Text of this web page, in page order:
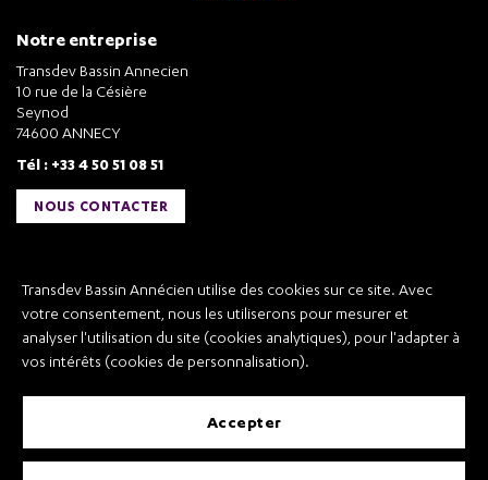
Transdev Bassin Annécien utilise des cookies sur ce site. Avec
votre consentement, nous les utiliserons pour mesurer et
analyser l'utilisation du site (cookies analytiques), pour l'adapter à
vos intérêts (cookies de personnalisation).
accepter
Notre entreprise
Transdev Bassin Annecien
10 rue de la Césière
Seynod
74600 ANNECY
Tél : +33 4 50 51 08 51
NOUS CONTACTER
Transdev Bassin Annécien
Recrutement